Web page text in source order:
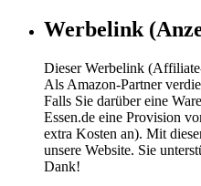
Werbelink
Dieser Werbelink
Als Amazon-Partner
Falls Sie darüber eine
Essen.de eine Provision
extra Kosten an). Mit
unsere Website. Sie
Dank!